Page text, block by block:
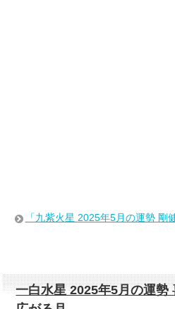
「九紫火星 2025年5月の運勢 剛
一白水星 2025年5月の運勢